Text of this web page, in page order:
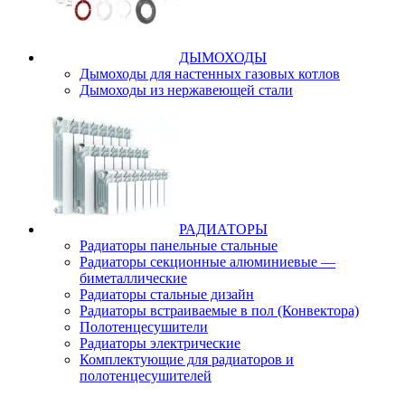
ДЫМОХОДЫ
Дымоходы для настенных газовых котлов
Дымоходы из нержавеющей стали
РАДИАТОРЫ
Радиаторы панельные стальные
Радиаторы секционные алюминиевые —
биметаллические
Радиаторы стальные дизайн
Радиаторы встраиваемые в пол (Конвектора)
Полотенцесушители
Радиаторы электрические
Комплектующие для радиаторов и
полотенцесушителей